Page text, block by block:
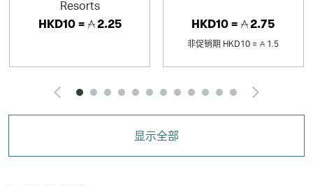
Resorts
HKD10 = 2.25 HKD10 = 2.75
非促销期 HKD10 = 1.5
Click and Go to the Click
显示全部